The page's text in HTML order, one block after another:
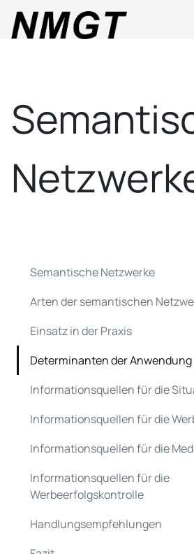
Semantische Netzwerke
Arten der semantischen
Einsatz in der Praxis
Determinanten der Anwendung
Informationsquellen für die
Informationsquellen für die
Informationsquellen für die
Informationsquellen für die
Werbeerfolgskontrolle
Handlungsempfehlungen